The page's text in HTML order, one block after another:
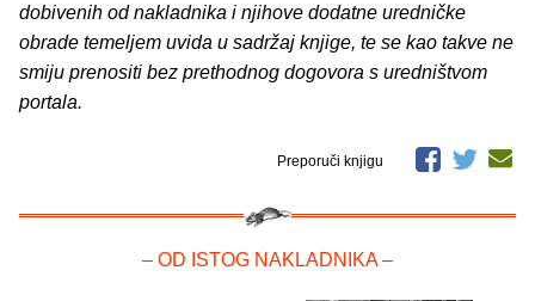
dobivenih od nakladnika i njihove dodatne uredničke
obrade temeljem uvida u sadržaj knjige, te se kao takve ne
smiju prenositi bez prethodnog dogovora s uredništvom
portala.
Preporuči knjigu
– OD ISTOG NAKLADNIKA –